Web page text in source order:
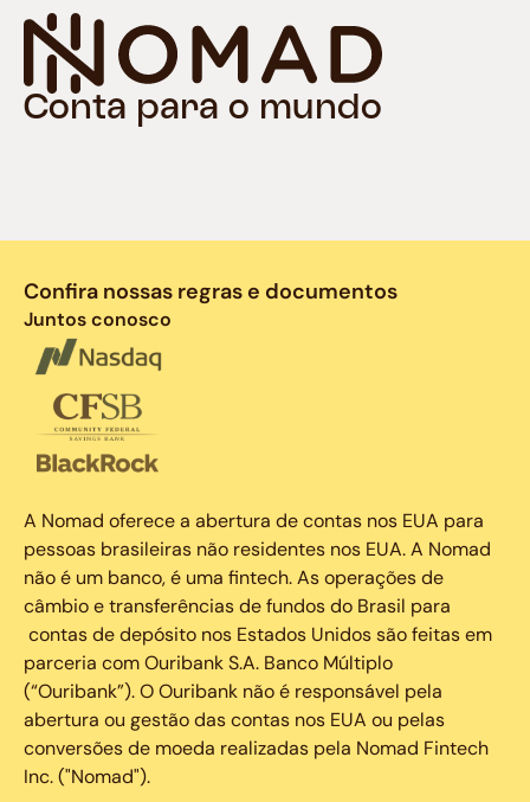
Conta para o mundo
Confira nossas regras e documentos
Juntos conosco
A Nomad oferece a abertura de contas nos EUA para
pessoas brasileiras não residentes nos EUA. A Nomad
não é um banco, é uma fintech. As operações de
câmbio e transferências de fundos do Brasil para
contas de depósito nos Estados Unidos são feitas em
parceria com Ouribank S.A. Banco Múltiplo
(“Ouribank”). O Ouribank não é responsável pela
abertura ou gestão das contas nos EUA ou pelas
conversões de moeda realizadas pela Nomad Fintech
Inc. ("Nomad").